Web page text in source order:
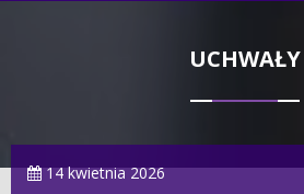
UCHWAŁY
14 kwietnia 2026